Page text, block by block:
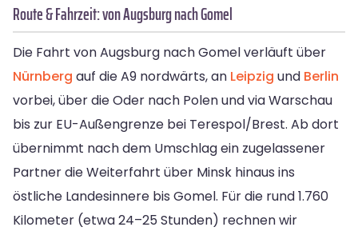
Route & Fahrzeit: von Augsburg nach Gomel
Die Fahrt von Augsburg nach Gomel verläuft über
Nürnberg auf die A9 nordwärts, an Leipzig und Berlin
vorbei, über die Oder nach Polen und via Warschau
bis zur EU-Außengrenze bei Terespol/Brest. Ab dort
übernimmt nach dem Umschlag ein zugelassener
Partner die Weiterfahrt über Minsk hinaus ins
östliche Landesinnere bis Gomel. Für die rund 1.760
Kilometer (etwa 24–25 Stunden) rechnen wir